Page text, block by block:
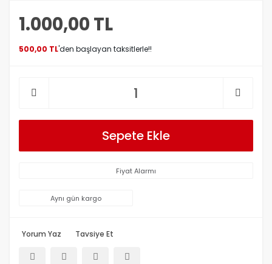
1.000,00 TL
500,00 TL'den başlayan taksitlerle!!
Sepete Ekle
Fiyat Alarmı
Aynı gün kargo
Yorum Yaz Tavsiye Et